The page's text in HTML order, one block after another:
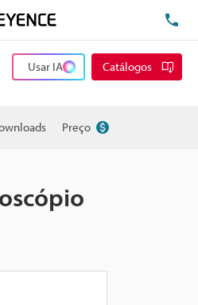
Usar IA Catálogos
Preço